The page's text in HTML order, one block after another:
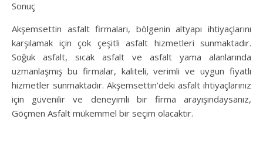
Sonuç
Akşemsettin asfalt firmaları, bölgenin altyapı ihtiyaçlarını
karşılamak için çok çeşitli asfalt hizmetleri sunmaktadır.
Soğuk asfalt, sıcak asfalt ve asfalt yama alanlarında
uzmanlaşmış bu firmalar, kaliteli, verimli ve uygun fiyatlı
hizmetler sunmaktadır. Akşemsettin’deki asfalt ihtiyaçlarınız
için güvenilir ve deneyimli bir firma arayışındaysanız,
Göçmen Asfalt mükemmel bir seçim olacaktır.